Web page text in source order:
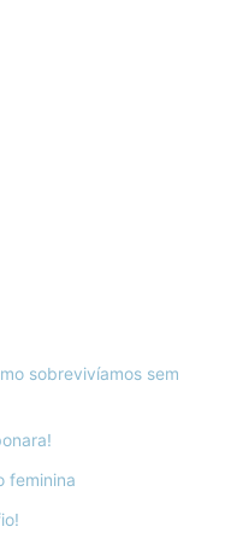
sobrevivíamos sem
feminina